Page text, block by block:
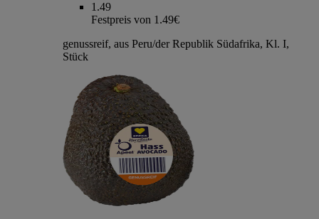
1.49
Festpreis von 1.49€
genussreif, aus Peru/der Republik Südafrika, Kl. I,
Stück